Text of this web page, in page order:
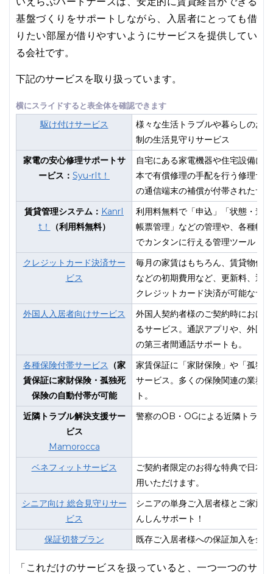
基盤づくりをサポートしながら、入居者にとっても借
りたい部屋が借りやすいようにサービスを提供してい
る会社です。
下記のサービスを取り扱っています。
駆け付けサービス
様々な生活トラブルや暮らしのお
制の生活見守りサービス
家電の安心修理サポートサ
ービス： Syu-rIt！
自宅にある家電機器や住宅設備に
本で有償修理の手配を行う修理サ
の通信端末の補償が付帯されたサ
賃貸管理システム： KanrI
t！
（利用料無料）
利用料無料で「申込」「状態・進
帳票管理」などの管理や、各種帳
でカンタンに行える管理ツール
クレジットカード決済サー
ビス
毎月の家賃はもちろん、賃貸物件
などの初期費用など、更新料、退
クレジットカード決済が可能なサ
外国人入居者向けサービス
外国人契約者様のご契約時におけ
るサービス。通訳アプリや、外国
の第三者間通話サポートも。
各種保険付帯サービス （家
賃保証に家財保険・孤独死
保険の自動付帯が可能
家賃保証に「家財保険」や「孤独
サービス。多くの保険関連の業務
ト。
近隣トラブル解決支援サー
ビス
Mamorocca
警察のOB・OGによる近隣トラブ
ベネフィットサービス
ご契約者限定のお得な特典で日本
用いただけます。
シニア向け 総合見守りサー
ビス
シニアの単身ご入居者様とご家族
んしんサポート！
保証切替プラン
既存ご入居者様への保証加入を全
「これだけのサービスを扱っていると、一つ一つのサ